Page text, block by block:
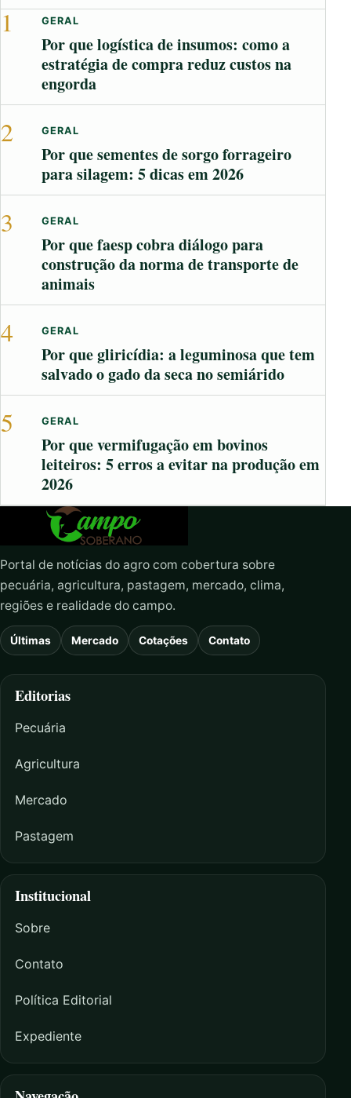
1
GERAL
Por que logística de insumos: como a
estratégia de compra reduz custos na
engorda
2 GERAL
Por que sementes de sorgo forrageiro
para silagem: 5 dicas em 2026
3 GERAL
Por que faesp cobra diálogo para
construção da norma de transporte de
animais
4 GERAL
Por que gliricídia: a leguminosa que tem
salvado o gado da seca no semiárido
5 GERAL
Por que vermifugação em bovinos
leiteiros: 5 erros a evitar na produção em
2026
Portal de notícias do agro com cobertura sobre
pecuária, agricultura, pastagem, mercado, clima,
regiões e realidade do campo.
Últimas Mercado Cotações Contato
Editorias
Pecuária
Agricultura
Mercado
Pastagem
Institucional
Sobre
Contato
Política Editorial
Expediente